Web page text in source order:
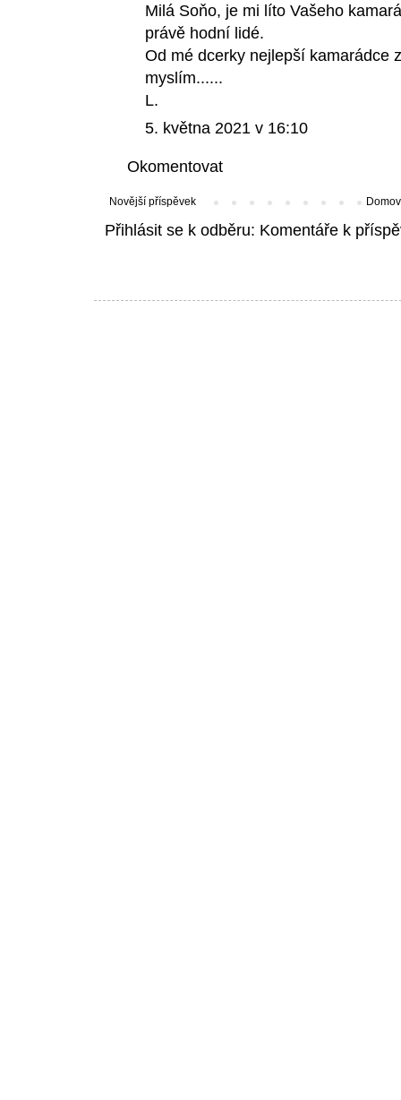
Milá Soňo, je mi líto Vašeho
právě hodní lidé.
Od mé dcerky nejlepší kamarádce
myslím......
L.
5. května 2021 v 16:10
Okomentovat
Novější příspěvek
Přihlásit se k odběru: Komentáře k